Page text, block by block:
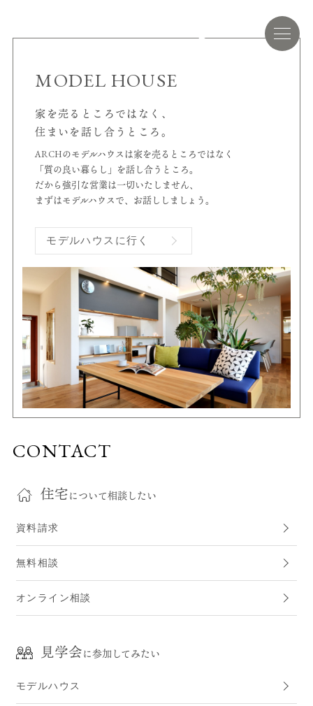
MODEL HOUSE
家を売るところではなく、
住まいを話し合うところ。
ARCHのモデルハウスは家を売るところではなく
「質の良い暮らし」を話し合うところ。
だから強引な営業は一切いたしません、
まずはモデルハウスで、お話ししましょう。
モデルハウスに行く
CONTACT
住宅について相談したい
資料請求
無料相談
オンライン相談
見学会に参加してみたい
モデルハウス